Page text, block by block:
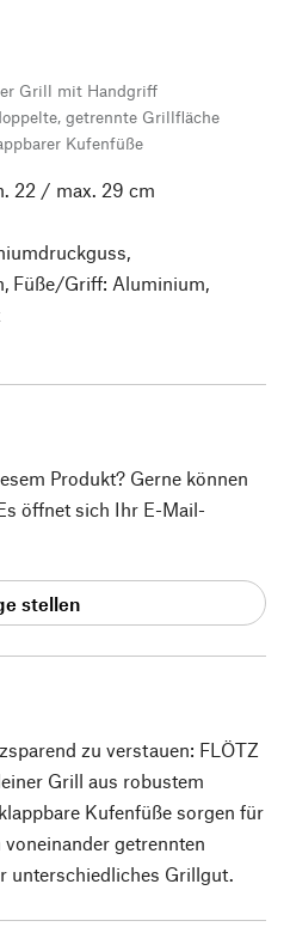
zu verstauen: FLÖTZ
Grill aus robustem
Kufenfüße sorgen für
getrennten
unterschiedliches Grillgut.
Grill mit Handgriff
getrennte Grillfläche
Kufenfüße
22 / max. 29 cm
Füße/Griff: Aluminium,
Produkt? Gerne können
öffnet sich Ihr E-Mail-
stellen